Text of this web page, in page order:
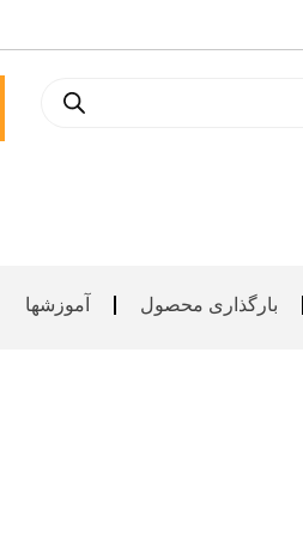
بارگذاری محصول آموزشها